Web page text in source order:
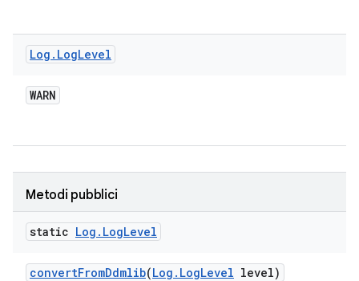
Log . LogLevel
WARN
Metodi pubblici
static Log . LogLevel
convertFromDdmlib(Log . LogLevel level)